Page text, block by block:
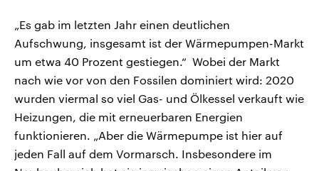
„Es gab im letzten Jahr einen deutlichen
Aufschwung, insgesamt ist der Wärmepumpen-Markt
um etwa 40 Prozent gestiegen.“ Wobei der Markt
nach wie vor von den Fossilen dominiert wird: 2020
wurden viermal so viel Gas- und Ölkessel verkauft wie
Heizungen, die mit erneuerbaren Energien
funktionieren. „Aber die Wärmepumpe ist hier auf
jeden Fall auf dem Vormarsch. Insbesondere im